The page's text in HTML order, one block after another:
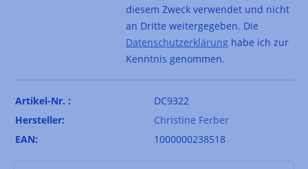
diesem Zweck verwendet und nicht
an Dritte weitergegeben. Die
Datenschutzerklärunghabe ich zur
Kenntnis genommen.
Artikel-Nr. :
DC9322
Hersteller:
Christine Ferber
EAN:
1000000238518